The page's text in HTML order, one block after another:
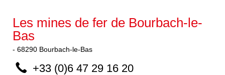
Les mines de fer de Bourbach-le-
Bas
- 68290 Bourbach-le-Bas
+33 (0)6 47 29 16 20